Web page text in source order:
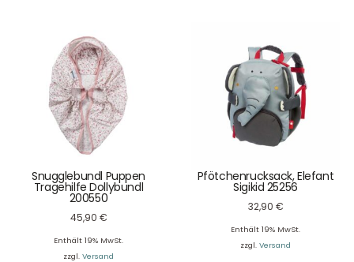
Snugglebundl Puppen
Tragehilfe Dollybundl
200550
45,90 €
Enthält 19% MwSt.
zzgl. Versand
Pfötchenrucksack, Elefant
Sigikid 25256
32,90 €
Enthält 19% MwSt.
zzgl. Versand